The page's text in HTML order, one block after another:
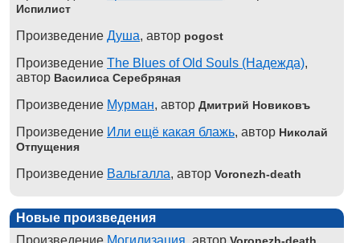
Испилист
Произведение Душа, автор pogost
Произведение The Blues of Old Souls (Надежда),
автор Василиса Серебряная
Произведение Мурман, автор Дмитрий Новиковъ
Произведение Или ещё какая блажь, автор Николай
Отпущения
Произведение Вальгалла, автор Voronezh-death
Новые произведения
Произведение Могилизация , автор Voronezh-death